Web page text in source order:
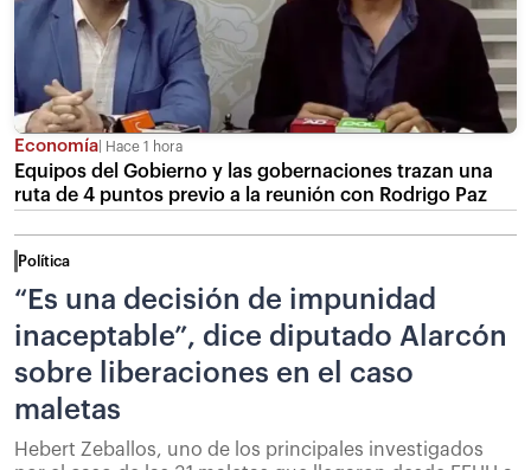
Economía Hace 1 hora
Equipos del Gobierno y las gobernaciones trazan una
ruta de 4 puntos previo a la reunión con Rodrigo Paz
Política
“Es una decisión de impunidad
inaceptable”, dice diputado Alarcón
sobre liberaciones en el caso
maletas
Hebert Zeballos, uno de los principales investigados